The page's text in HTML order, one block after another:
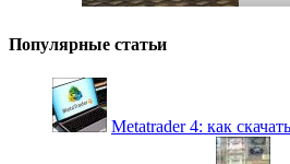
Популярные статьи
Metatrader 4: как